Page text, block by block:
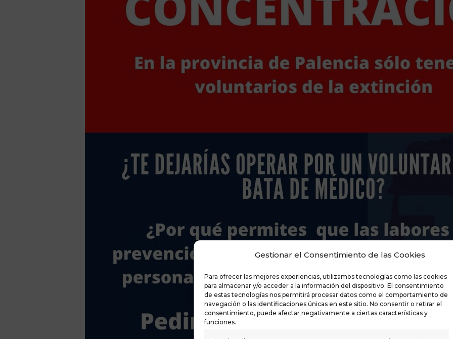
Gestionar el Consentimiento de las Cookies
Para ofrecer las mejores experiencias, utilizamos tecnologías como las cookies
para almacenar y/o acceder a la información del dispositivo. El consentimiento
de estas tecnologías nos permitirá procesar datos como el comportamiento de
navegación o las identificaciones únicas en este sitio. No consentir o retirar el
consentimiento, puede afectar negativamente a ciertas características y
funciones.